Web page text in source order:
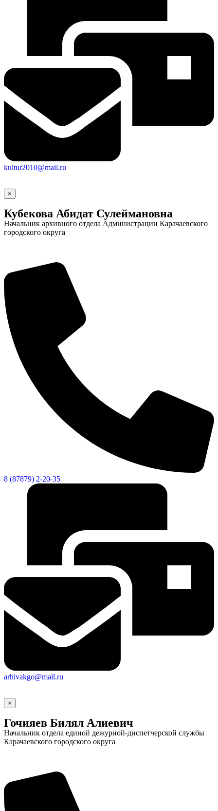
kultur2010@mail.ru
×
Кубекова Абидат Сулеймановна
Начальник архивного отдела Администрации Карачаевского
городского округа
8 (87879) 2-20-35
arhivakgo@mail.ru
×
Гочияев Билял Алиевич
Начальник отдела единой дежурной-диспетчерской службы
Карачаевского городского округа